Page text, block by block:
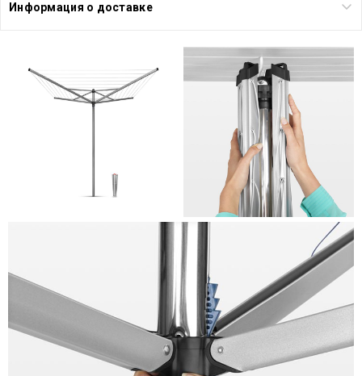
Информация о доставке